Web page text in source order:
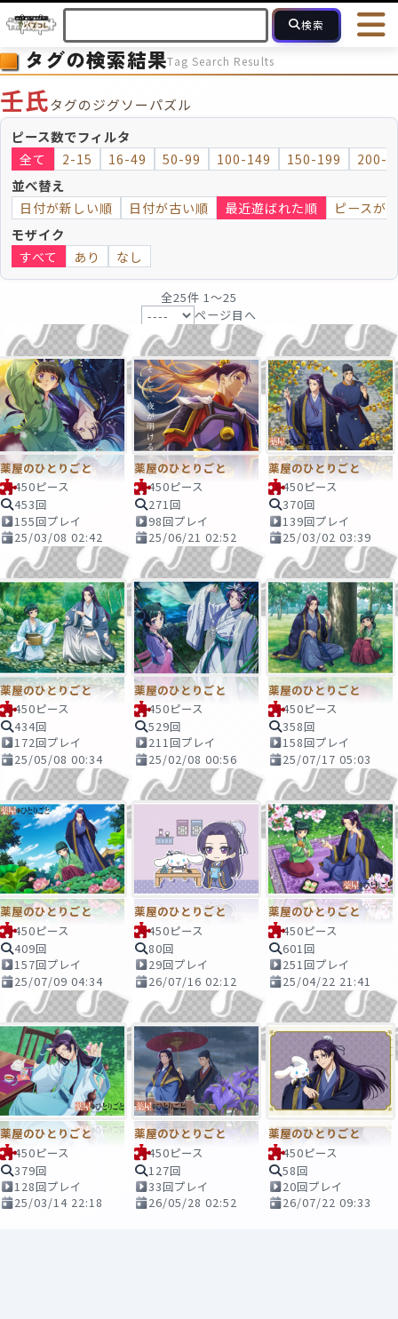
検索
HOME 会員登録
最近投稿され
ピース数 2～15 16～49 50～99 100
モザイク モザイクのみ
タグの検索結果Tag Search Results
壬氏タグのジグソーパズル
ピース数でフィルタ
全て 2-15 16-49 50-99 100-149 150-199 200-
並べ替え
日付が新しい順 日付が古い順 最近遊ばれた順 ピースが
モザイク
すべて あり なし
全25件 1〜25
ページ目へ
薬屋のひとりごと
450ピース
453回
155回プレイ
25/03/08 02:42
薬屋のひとりごと
450ピース
271回
98回プレイ
25/06/21 02:52
薬屋のひとりごと
450ピース
370回
139回プレイ
25/03/02 03:39
薬屋のひとりごと
450ピース
434回
172回プレイ
25/05/08 00:34
薬屋のひとりごと
450ピース
529回
211回プレイ
25/02/08 00:56
薬屋のひとりごと
450ピース
358回
158回プレイ
25/07/17 05:03
薬屋のひとりごと
450ピース
409回
157回プレイ
25/07/09 04:34
薬屋のひとりごと
450ピース
80回
29回プレイ
26/07/16 02:12
薬屋のひとりごと
450ピース
601回
251回プレイ
25/04/22 21:41
薬屋のひとりごと
450ピース
379回
128回プレイ
25/03/14 22:18
薬屋のひとりごと
450ピース
127回
33回プレイ
26/05/28 02:52
薬屋のひとりごと
450ピース
58回
20回プレイ
26/07/22 09:33